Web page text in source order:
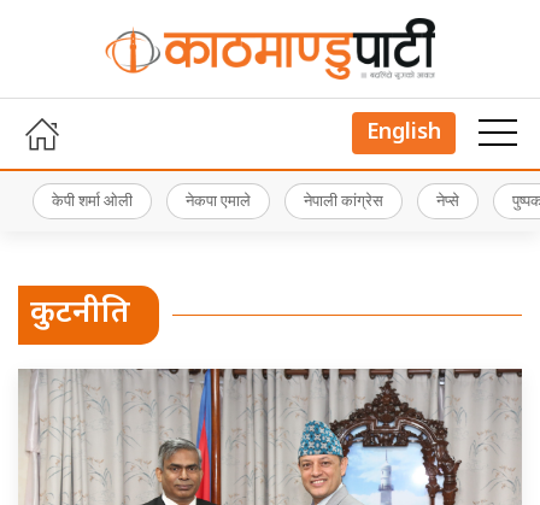
English
केपी शर्मा ओली नेकपा एमाले नेपाली कांग्रेस नेप्से
कुटनीति